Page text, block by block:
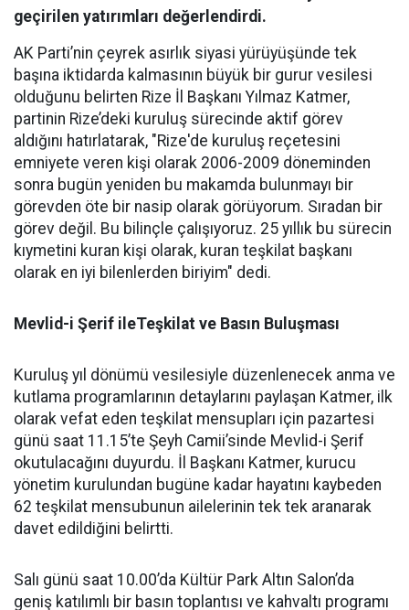
geçirilen yatırımları değerlendirdi.
AK Parti’nin çeyrek asırlık siyasi yürüyüşünde tek
başına iktidarda kalmasının büyük bir gurur vesilesi
olduğunu belirten Rize İl Başkanı Yılmaz Katmer,
partinin Rize’deki kuruluş sürecinde aktif görev
aldığını hatırlatarak, "Rize'de kuruluş reçetesini
emniyete veren kişi olarak 2006-2009 döneminden
sonra bugün yeniden bu makamda bulunmayı bir
görevden öte bir nasip olarak görüyorum. Sıradan bir
görev değil. Bu bilinçle çalışıyoruz. 25 yıllık bu sürecin
kıymetini kuran kişi olarak, kuran teşkilat başkanı
olarak en iyi bilenlerden biriyim" dedi.
Mevlid-i Şerif ileTeşkilat ve Basın Buluşması
Kuruluş yıl dönümü vesilesiyle düzenlenecek anma ve
kutlama programlarının detaylarını paylaşan Katmer, ilk
olarak vefat eden teşkilat mensupları için pazartesi
günü saat 11.15’te Şeyh Camii’sinde Mevlid-i Şerif
okutulacağını duyurdu. İl Başkanı Katmer, kurucu
yönetim kurulundan bugüne kadar hayatını kaybeden
62 teşkilat mensubunun ailelerinin tek tek aranarak
davet edildiğini belirtti.
Salı günü saat 10.00’da Kültür Park Altın Salon’da
geniş katılımlı bir basın toplantısı ve kahvaltı programı